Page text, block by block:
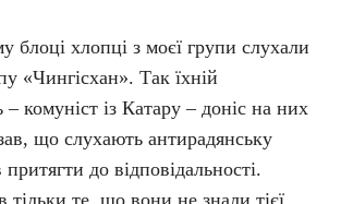
блоці хлопці з моєї групи слухали
«Чингісхан». Так їхній
комуніст із Катару – доніс на них
що слухають антирадянську
до відповідальності.
тільки те, що вони не знали тієї